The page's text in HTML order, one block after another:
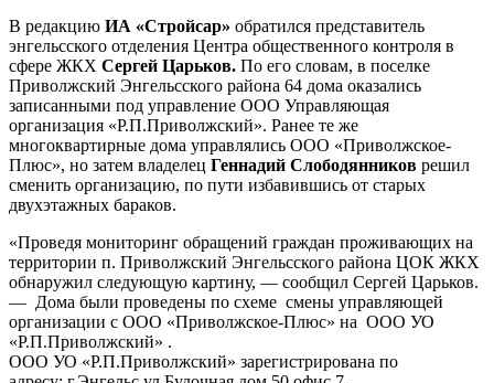
В редакцию ИА «Стройсар» обратился представитель
энгельсского отделения Центра общественного контроля в
сфере ЖКХ Сергей Царьков. По его словам, в поселке
Приволжский Энгельсского района 64 дома оказались
записанными под управление ООО Управляющая
организация «Р.П.Приволжский». Ранее те же
многоквартирные дома управлялись ООО «Приволжское-
Плюс», но затем владелец Геннадий Слободянников решил
сменить организацию, по пути избавившись от старых
двухэтажных бараков.
«Проведя мониторинг обращений граждан проживающих на
территории п. Приволжский Энгельсского района ЦОК ЖКХ
обнаружил следующую картину, — сообщил Сергей Царьков.
— Дома были проведены по схеме смены управляющей
организации с ООО «Приволжское-Плюс» на ООО УО
«Р.П.Приволжский» .
ООО УО «Р.П.Приволжский» зарегистрирована по